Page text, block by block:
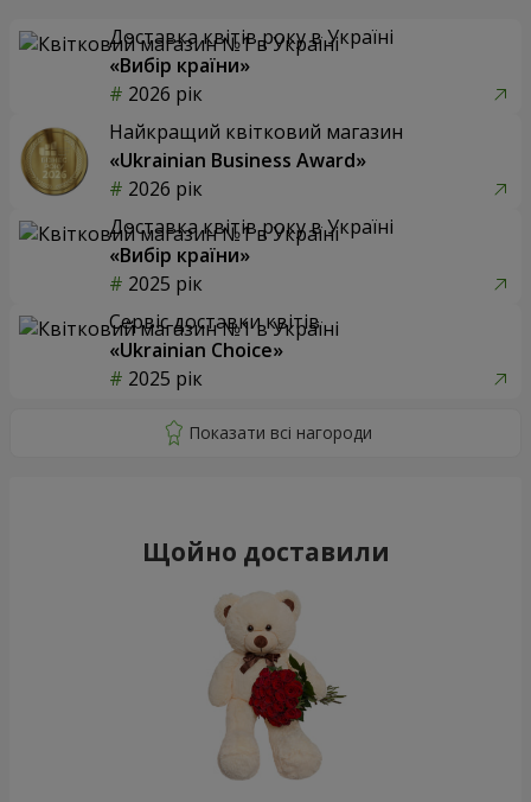
Доставка квітів року в Україні
«Вибір країни»
2026 рік
Найкращий квітковий магазин
«Ukrainian Business Award»
2026 рік
Доставка квітів року в Україні
«Вибір країни»
2025 рік
Сервіс доставки квітів
«Ukrainian Choice»
2025 рік
Щойно доставили